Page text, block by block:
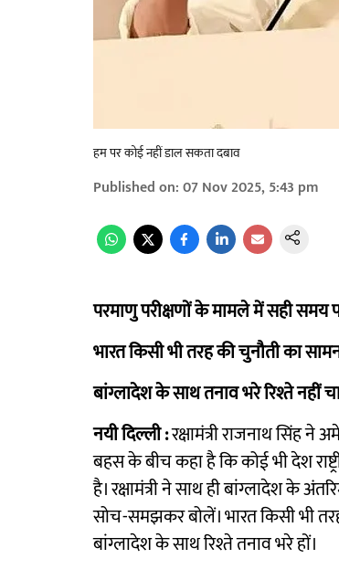
हम पर कोई नहीं डाल सकता दबाव
Published on:07 Nov 2025, 5:43 pm
परमाणु परीक्षणों के मामले में सही समय
भारत किसी भी तरह की चुनौती का
बांग्लादेश के साथ तनाव भरे रिश्ते नहीं
नयी दिल्ली :रक्षामंत्री राजनाथ सिंह ने
बहस के बीच कहा है कि कोई भी देश
है। रक्षामंत्री ने साथ ही बांग्लादेश के
सोच-समझकर बोलें। भारत किसी भी
बांग्लादेश के साथ रिश्ते तनाव भरे हों।